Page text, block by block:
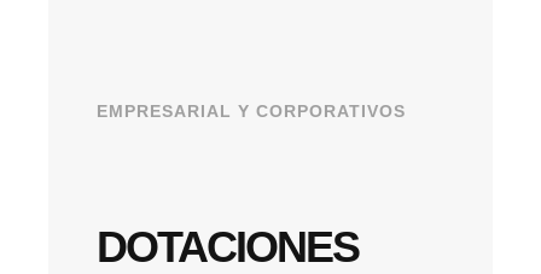
EMPRESARIAL Y CORPORATIVOS
DOTACIONES